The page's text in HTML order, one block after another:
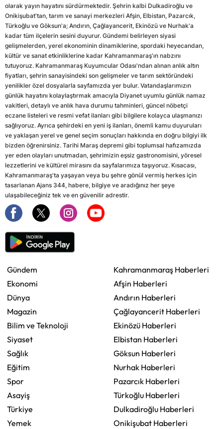
olarak yayın hayatını sürdürmektedir. Şehrin kalbi Dulkadiroğlu ve
Onikişubat'tan, tarım ve sanayi merkezleri Afşin, Elbistan, Pazarcık,
Türkoğlu ve Göksun'a; Andırın, Çağlayancerit, Ekinözü ve Nurhak'a
kadar tüm ilçelerin sesini duyurur. Gündemi belirleyen siyasi
gelişmelerden, yerel ekonominin dinamiklerine, spordaki heyecandan,
kültür ve sanat etkinliklerine kadar Kahramanmaraş'ın nabzını
tutuyoruz. Kahramanmaraş Kuyumcular Odası'ndan alınan anlık altın
fiyatları, şehrin sanayisindeki son gelişmeler ve tarım sektöründeki
yenilikler özel dosyalarla sayfamızda yer bulur. Vatandaşlarımızın
günlük hayatını kolaylaştırmak amacıyla Diyanet uyumlu günlük namaz
vakitleri, detaylı ve anlık hava durumu tahminleri, güncel nöbetçi
eczane listeleri ve resmi vefat ilanları gibi bilgilere kolayca ulaşmanızı
sağlıyoruz. Ayrıca şehirdeki en yeni iş ilanları, önemli kamu duyuruları
ve yaklaşan yerel ve genel seçim sonuçları hakkında en doğru bilgiyi ilk
bizden öğrenirsiniz. Tarihi Maraş depremi gibi toplumsal hafızamızda
yer eden olayları unutmadan, şehrimizin eşsiz gastronomisini, yöresel
lezzetlerini ve kültürel mirasını da sayfalarımıza taşıyoruz. Kısacası,
Kahramanmaraş'ta yaşayan veya bu şehre gönül vermiş herkes için
tasarlanan Ajans 344, habere, bilgiye ve aradığınız her şeye
ulaşabileceğiniz tek ve en güvenilir adrestir.
Gündem
Ekonomi
Dünya
Magazin
Bilim ve Teknoloji
Siyaset
Sağlık
Eğitim
Spor
Asayiş
Türkiye
Yemek
Kahramanmaraş Haberleri
Afşin Haberleri
Andırın Haberleri
Çağlayancerit Haberleri
Ekinözü Haberleri
Elbistan Haberleri
Göksun Haberleri
Nurhak Haberleri
Pazarcık Haberleri
Türkoğlu Haberleri
Dulkadiroğlu Haberleri
Onikişubat Haberleri